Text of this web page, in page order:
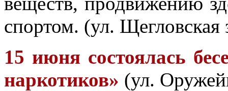
спортом. (ул. Щегловская
15 июня состоялась
наркотиков» (ул.